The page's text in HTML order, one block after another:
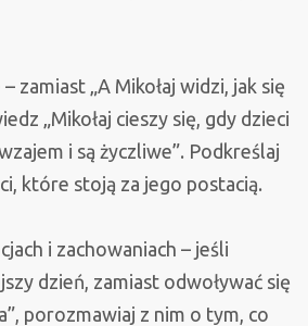
zamiast „A Mikołaj widzi, jak się
„Mikołaj cieszy się, gdy dzieci
i są życzliwe”. Podkreślaj
które stoją za jego postacią.
i zachowaniach – jeśli
dzień, zamiast odwoływać się
porozmawiaj z nim o tym, co